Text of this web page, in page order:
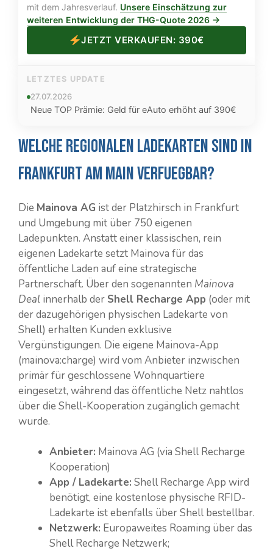
mit dem Jahresverlauf. Unsere Einschätzung zur
weiteren Entwicklung der THG-Quote 2026 →
JETZT VERKAUFEN: 390€
LETZTES UPDATE
27.07.2026
Neue TOP Prämie: Geld für eAuto erhöht auf 390€
Welche regionalen Ladekarten sind in
Frankfurt am Main verfuegbar?
Die Mainova AG ist der Platzhirsch in Frankfurt
und Umgebung mit über 750 eigenen
Ladepunkten. Anstatt einer klassischen, rein
eigenen Ladekarte setzt Mainova für das
öffentliche Laden auf eine strategische
Partnerschaft. Über den sogenannten Mainova
Deal innerhalb der Shell Recharge App (oder mit
der dazugehörigen physischen Ladekarte von
Shell) erhalten Kunden exklusive
Vergünstigungen. Die eigene Mainova-App
(mainova:charge) wird vom Anbieter inzwischen
primär für geschlossene Wohnquartiere
eingesetzt, während das öffentliche Netz nahtlos
über die Shell-Kooperation zugänglich gemacht
wurde.
Anbieter: Mainova AG (via Shell Recharge
Kooperation)
App / Ladekarte: Shell Recharge App wird
benötigt, eine kostenlose physische RFID-
Ladekarte ist ebenfalls über Shell bestellbar.
Netzwerk: Europaweites Roaming über das
Shell Recharge Netzwerk;